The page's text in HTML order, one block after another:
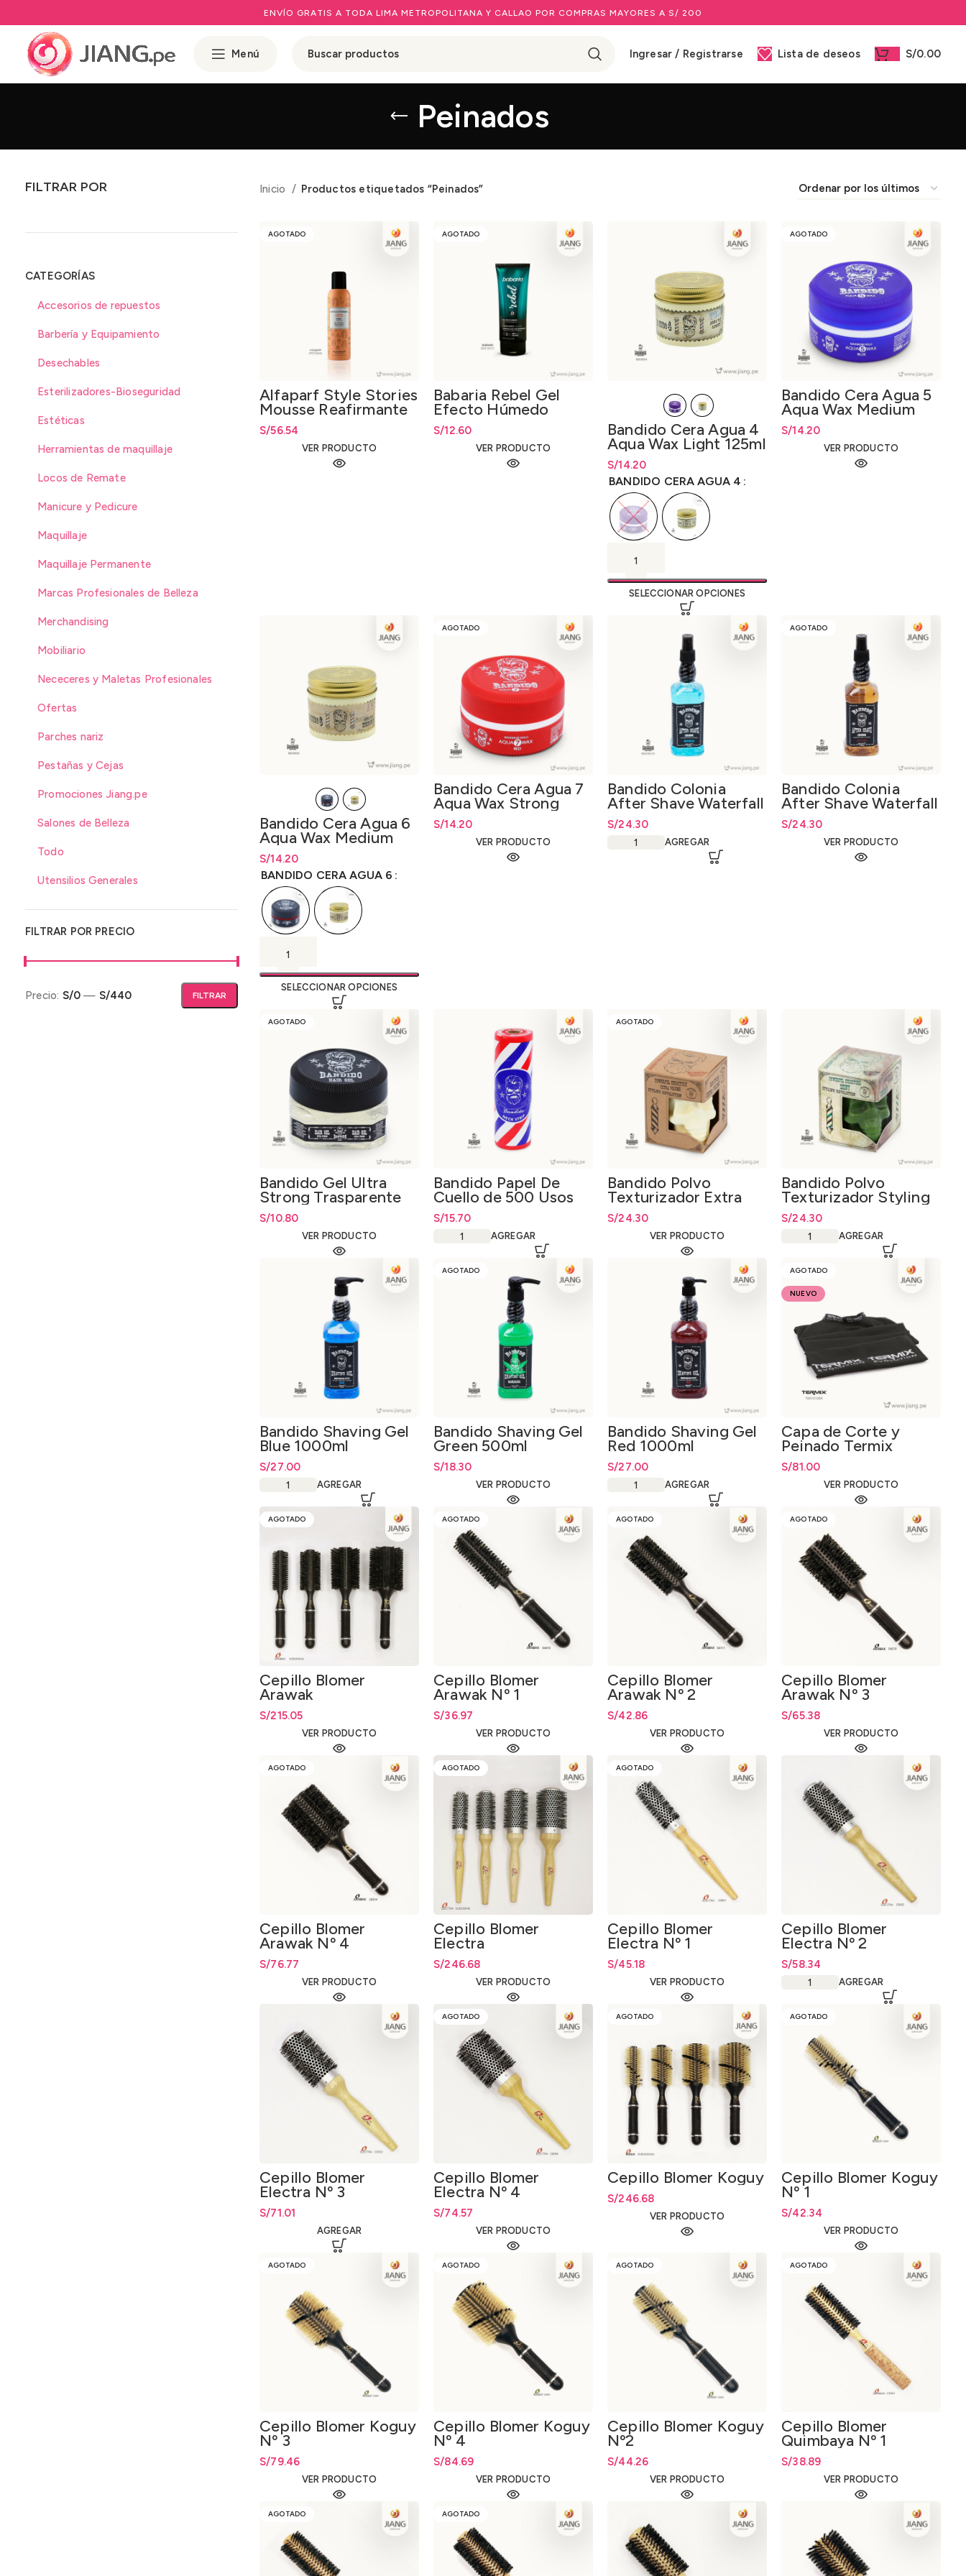
ENVÍO GRATIS A TODA LIMA METROPOLITANA Y CALLAO POR COMPRAS MAYORES A S/ 200
Menú Ingresar / Registrarse Lista de deseos S/0.00
Peinados
FILTRAR POR
CATEGORÍAS
Accesorios de repuestos
Barbería y Equipamiento
Desechables
Esterilizadores-Bioseguridad
Estéticas
Herramientas de maquillaje
Locos de Remate
Manicure y Pedicure
Maquillaje
Maquillaje Permanente
Marcas Profesionales de Belleza
Merchandising
Mobiliario
Nececeres y Maletas Profesionales
Ofertas
Parches nariz
Pestañas y Cejas
Promociones Jiang.pe
Salones de Belleza
Todo
Utensilios Generales
FILTRAR POR PRECIO
Precio mínimo
Precio máximo FILTRAR
Precio: S/0 — S/440
Inicio Productos etiquetados “Peinados”
AGOTADO
Alfaparf Style Stories
Mousse Reafirmante
250ml.
S/56.54
VER PRODUCTO
AGOTADO
Babaria Rebel Gel
Efecto Húmedo
200ml.
S/12.60
VER PRODUCTO
Bandido Cera Agua 4
Aqua Wax Light 125ml
S/14.20
Rango de precios: desde
S/14.20hastaS/14.20
BANDIDO CERA AGUA 4
SELECCIONAR OPCIONES
AGOTADO
Bandido Cera Agua 5
Aqua Wax Medium
125ml-150ml
S/14.20
VER PRODUCTO
Bandido Cera Agua 6
Aqua Wax Medium
125ml
S/14.20
Rango de precios: desde
S/14.20hastaS/14.20
BANDIDO CERA AGUA 6
SELECCIONAR OPCIONES
AGOTADO
Bandido Cera Agua 7
Aqua Wax Strong
150ml
S/14.20
VER PRODUCTO
Bandido Colonia
After Shave Waterfall
350ml
S/24.30
AGREGAR
AGOTADO
Bandido Colonia
After Shave Waterfall
Volcano 350ml
S/24.30
VER PRODUCTO
AGOTADO
Bandido Gel Ultra
Strong Trasparente
250ml
S/10.80
VER PRODUCTO
Bandido Papel De
Cuello de 500 Usos
S/15.70
AGREGAR
AGOTADO
Bandido Polvo
Texturizador Extra
Volumen Blanco 20gr
S/24.30
VER PRODUCTO
Bandido Polvo
Texturizador Styling
Revolution Verde 20g
S/24.30
AGREGAR
Bandido Shaving Gel
Blue 1000ml
S/27.00
AGREGAR
AGOTADO
Bandido Shaving Gel
Green 500ml
S/18.30
VER PRODUCTO
Bandido Shaving Gel
Red 1000ml
S/27.00
AGREGAR
AGOTADO
NUEVO
Capa de Corte y
Peinado Termix
Evolution
S/81.00
VER PRODUCTO
AGOTADO
Cepillo Blomer
Arawak
S/215.05
VER PRODUCTO
AGOTADO
Cepillo Blomer
Arawak Nº 1
S/36.97
VER PRODUCTO
AGOTADO
Cepillo Blomer
Arawak Nº 2
S/42.86
VER PRODUCTO
AGOTADO
Cepillo Blomer
Arawak Nº 3
S/65.38
VER PRODUCTO
AGOTADO
Cepillo Blomer
Arawak Nº 4
S/76.77
VER PRODUCTO
AGOTADO
Cepillo Blomer
Electra
S/246.68
VER PRODUCTO
AGOTADO
Cepillo Blomer
Electra Nº 1
S/45.18
VER PRODUCTO
Cepillo Blomer
Electra Nº 2
S/58.34
AGREGAR
Cepillo Blomer
Electra Nº 3
S/71.01
AGREGAR
AGOTADO
Cepillo Blomer
Electra Nº 4
S/74.57
VER PRODUCTO
AGOTADO
Cepillo Blomer Koguy
S/246.68
VER PRODUCTO
AGOTADO
Cepillo Blomer Koguy
Nº 1
S/42.34
VER PRODUCTO
AGOTADO
Cepillo Blomer Koguy
Nº 3
S/79.46
VER PRODUCTO
AGOTADO
Cepillo Blomer Koguy
Nº 4
S/84.69
VER PRODUCTO
AGOTADO
Cepillo Blomer Koguy
Nº2
S/44.26
VER PRODUCTO
AGOTADO
Cepillo Blomer
Quimbaya Nº 1
S/38.89
VER PRODUCTO
AGOTADO AGOTADO